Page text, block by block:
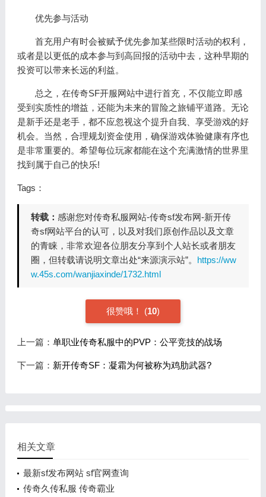
优先参与活动
首充用户有时会被赋予优先参加某些限时活动的权利，
或者是以更低的成本参与到高回报的活动中去，这种早期的
投资可以带来长远的利益。
总之，在传奇SF开服网站中进行首充，不仅能立即感
受到实质性的增益，还能为未来的冒险之旅铺平道路。无论
是新手还是老手，都不应忽视这个提升自我、享受游戏的好
机会。当然，合理规划资金使用，确保游戏体验健康有序也
是非常重要的。希望每位玩家都能在这个充满激情的世界里
找到属于自己的快乐!
Tags：
转载： 感谢您对传奇私服网站-传奇sf发布网-新开传
奇sf网站平台的认可，以及对我们原创作品以及文章
的青睐，非常欢迎各位朋友分享到个人站长或者朋友
圈，但转载请说明文章出处“来源演示站”。 https://ww
w.45s.com/wanjiaxinde/1732.html
很赞哦！ (10)
上一篇： 单职业传奇私服中的PVP：公平竞技的战场
下一篇： 新开传奇SF：凝霜为何被称为鸡肋武器?
相关文章
最新sf发布网站 sf官网查询
传奇久传私服 传奇霸业